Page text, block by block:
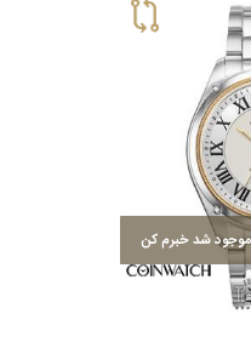
موجود شد خبرم کن